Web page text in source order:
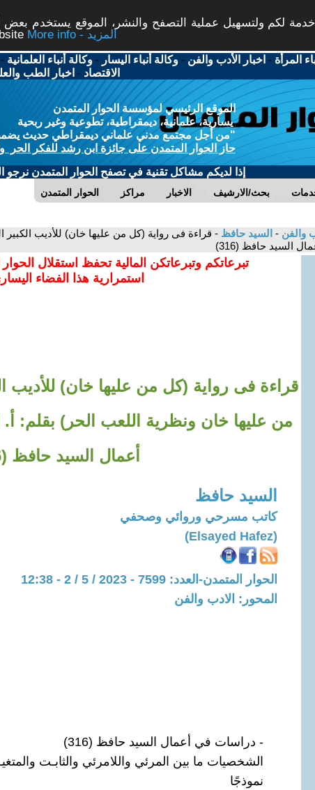
لكم ولتسهيل عملية التصفح والنشر، الموقع يستخدم بعض
More info - المزيد
المرأة - اخبار الأدب والفن -وكالة أنباء اليسار -وكالة أنباء العلمانية
الاقتصاد - اخبار الطب
الموقع الرئيسي لمؤسسة الحوار المتمدن
يسارية، علمانية، ديمقراطية، تطوعية وغير ربحية
"من أجل مجتمع مدني علماني ديمقراطي حديث يضمن
حاز الحوار المتمدن على جائزة ابن رشد للفكر الحر
إذا لديكم مشاكل تقنية في تصفح الحوار المتمدن نرجو
الحوار المتمدن مراكز الاخبار بحث/الارشيف
والفن - السيد حافظ - قراءة فى رواية (كل من عليها خان) للأديب
السيد حافظ (316)
تبرعاتكم وتبرعاتكن المالية تحفظ استقلال
استمرارية هذا الفضاء
قراءة فى رواية (كل من عليها خان) للأديب
من عليها خان ونظرية اللعب الحر) بقلم:
أعمال السيد حافظ (316)
السيد حافظ
كاتب مسرحي وروائي وصحفي
(Elsayed Hafez)
الحوار المتمدن-العدد: 7599 - 2023 / 5 / 2 - 12:38
المحور: الادب والفن
- دراسات في أعمال السيد حافظ (316)
الشخصيات ما بين المرئي واللامرئي والثابـت
نموذجًا